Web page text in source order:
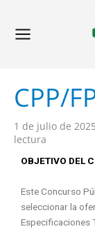
contenido
Menu
CPP/
1 de julio de 2025
lectura
OBJETIVO DEL
Este Concurso
seleccionar la
Especificaciones
entradas